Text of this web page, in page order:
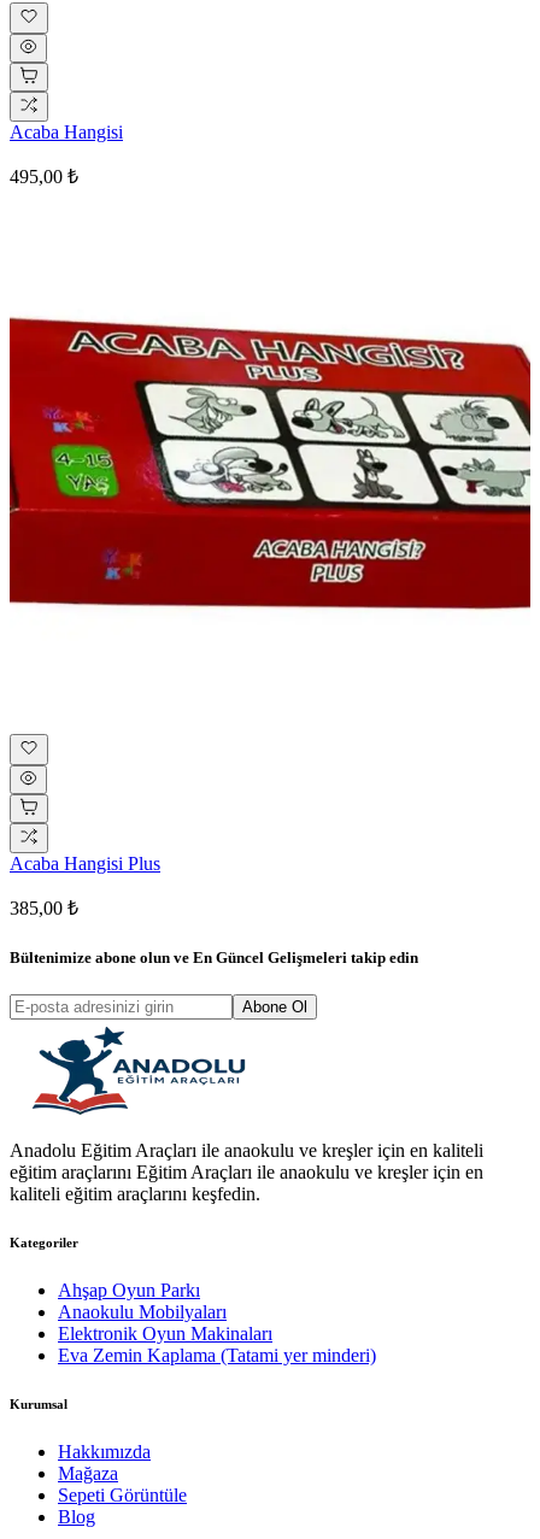
Acaba Hangisi
495,00 ₺
Acaba Hangisi Plus
385,00 ₺
Bültenimize abone olun ve En Güncel Gelişmeleri takip edin
Abone Ol
Anadolu Eğitim Araçları ile anaokulu ve kreşler için en kaliteli
eğitim araçlarını Eğitim Araçları ile anaokulu ve kreşler için en
kaliteli eğitim araçlarını keşfedin.
Kategoriler
Ahşap Oyun Parkı
Anaokulu Mobilyaları
Elektronik Oyun Makinaları
Eva Zemin Kaplama (Tatami yer minderi)
Kurumsal
Hakkımızda
Mağaza
Sepeti Görüntüle
Blog